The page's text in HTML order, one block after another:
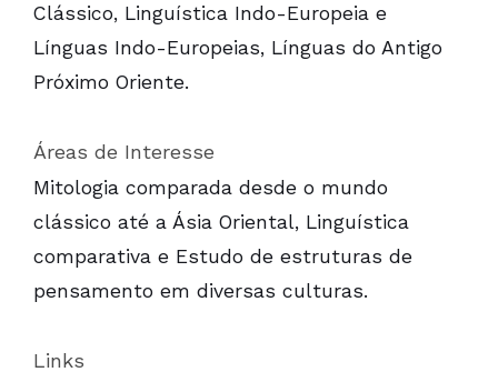
Clássico, Linguística Indo-Europeia e
Línguas Indo-Europeias, Línguas do Antigo
Próximo Oriente.
Áreas de Interesse
Mitologia comparada desde o mundo
clássico até a Ásia Oriental, Linguística
comparativa e Estudo de estruturas de
pensamento em diversas culturas.
Links